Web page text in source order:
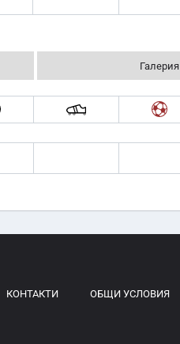
Галерия
КОНТАКТИ ОБЩИ УСЛОВИЯ